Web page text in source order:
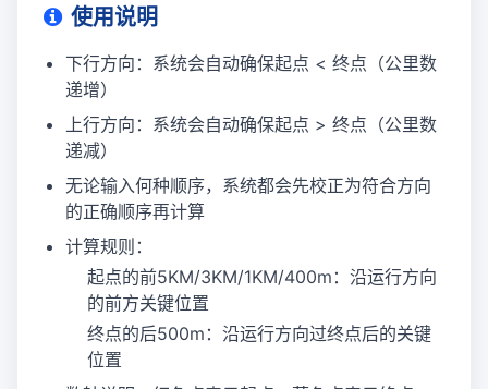
使用说明
下行方向：系统会自动确保起点 < 终点（公里数
递增）
上行方向：系统会自动确保起点 > 终点（公里数
递减）
无论输入何种顺序，系统都会先校正为符合方向
的正确顺序再计算
计算规则：
起点的前5KM/3KM/1KM/400m：沿运行方向
的前方关键位置
终点的后500m：沿运行方向过终点后的关键
位置